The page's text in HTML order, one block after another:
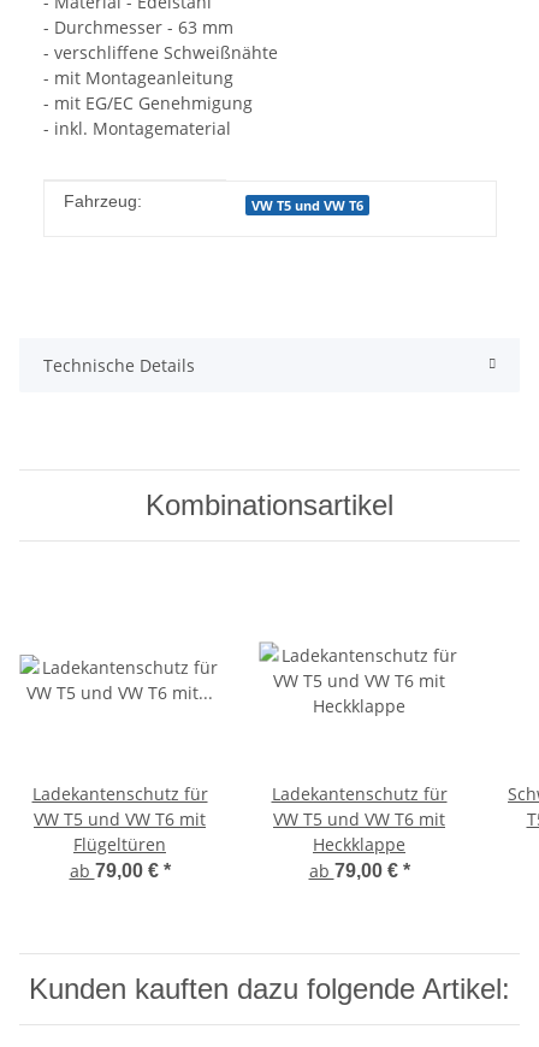
- Durchmesser - 63 mm
- verschliffene Schweißnähte
- mit Montageanleitung
- mit EG/EC Genehmigung
- inkl. Montagematerial
Produkteigenschaft
Wert
Fahrzeug: VW T5 und VW T6
Technische Details
Kombinationsartikel
Ladekantenschutz für
VW T5 und VW T6 mit
Flügeltüren
ab 79,00 € *
Ladekantenschutz für
VW T5 und VW T6 mit
Heckklappe
ab 79,00 € *
Kunden kauften dazu folgende Artikel: